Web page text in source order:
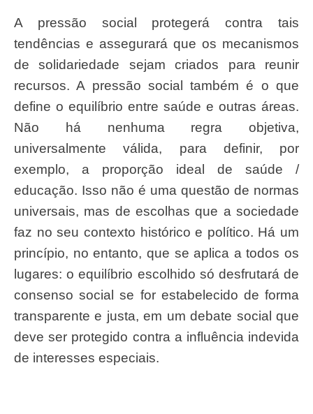
A pressão social protegerá contra tais
tendências e assegurará que os mecanismos
de solidariedade sejam criados para reunir
recursos. A pressão social também é o que
define o equilíbrio entre saúde e outras áreas.
Não há nenhuma regra objetiva,
universalmente válida, para definir, por
exemplo, a proporção ideal de saúde /
educação. Isso não é uma questão de normas
universais, mas de escolhas que a sociedade
faz no seu contexto histórico e político. Há um
princípio, no entanto, que se aplica a todos os
lugares: o equilíbrio escolhido só desfrutará de
consenso social se for estabelecido de forma
transparente e justa, em um debate social que
deve ser protegido contra a influência indevida
de interesses especiais.